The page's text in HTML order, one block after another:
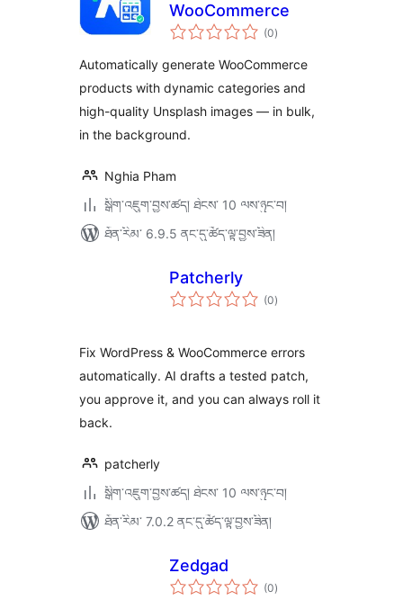
WooCommerce
(0གདེང་
འཇོག་
ཚང་།
)
Automatically generate WooCommerce
products with dynamic categories and
high-quality Unsplash images — in bulk,
in the background.
Nghia Pham
སྒྲིག་འཇུག་བྱས་ཚད། ཐེངས་ 10 ལས་ཉུང་བ།
ཐོན་རིམ་ 6.9.5 ནང་དུ་ཚོད་ལྟ་བྱས་ཟིན།
Patcherly
(0གདེང་
འཇོག་
)
Fix WordPress & WooCommerce errors
automatically. AI drafts a tested patch,
you approve it, and you can always roll it
back.
patcherly
སྒྲིག་འཇུག་བྱས་ཚད། ཐེངས་ 10 ལས་ཉུང་བ།
ཐོན་རིམ་ 7.0.2 ནང་དུ་ཚོད་ལྟ་བྱས་ཟིན།
Zedgad
(0གདེང་
འཇོག་
)